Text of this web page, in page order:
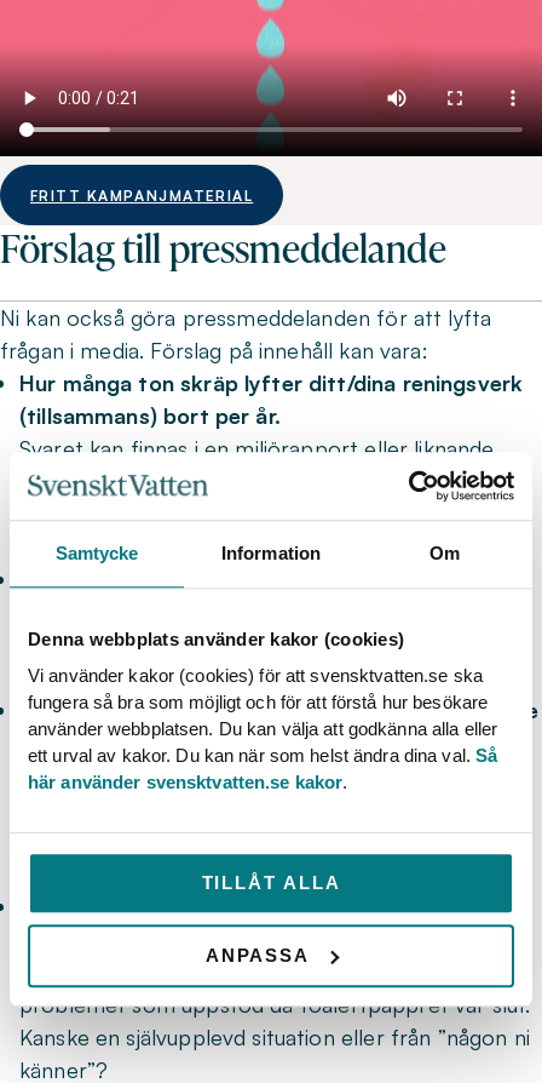
Samtycke Information Om
Denna webbplats använder kakor (cookies)
Vi använder kakor (cookies) för att svensktvatten.se ska
fungera så bra som möjligt och för att förstå hur besökare
använder webbplatsen. Du kan välja att godkänna alla eller
ett urval av kakor. Du kan när som helst ändra dina val.Så
här använder svensktvatten.se kakor.
TILLÅT ALLA
ANPASSA
FRITT KAMPANJMATERIAL
Förslag till pressmeddelande
Ni kan också göra pressmeddelanden för att lyfta
frågan i media. Förslag på innehåll kan vara:
Hur många ton skräp lyfter ditt/dina reningsverk
(tillsammans) bort per år.
Svaret kan finnas i en miljörapport eller liknande
eller hos den som är ansvarig för er
drift/ledningsnät/pumpar.
Fråga förslagsvis dem som föreslås i punkten ovan.
Förbered citat baserat på fakta från ovanstående
punkter och utse en lämplig talesperson.
Det kan t ex vara VA-ansvarig, ansvarig för
liknande.
Om möjligt – bjud på en humoristisk anekdot om
Det vill säga en situation och kreativ lösning på
problemet som uppstod då toalettpappret var slut.
Kanske en självupplevd situation eller från ”någon ni
känner”?